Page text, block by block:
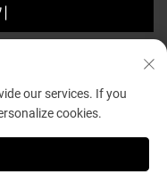
보호정책
our services. If you
cookies.